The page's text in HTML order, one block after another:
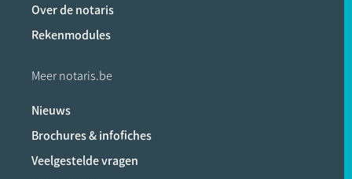
Over de notaris
Rekenmodules
Meer notaris.be
Nieuws
Brochures & infofiches
Veelgestelde vragen